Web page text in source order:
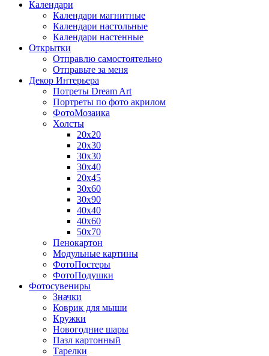
Календари
Календари магнитные
Календари настольные
Календари настенные
Открытки
Отправлю самостоятельно
Отправьте за меня
Декор Интерьера
Потреты Dream Art
Портреты по фото акрилом
ФотоМозаика
Холсты
20х20
20х30
30х30
30х40
20х45
30х60
30х90
40х40
40х60
50х70
Пенокартон
Модульные картины
ФотоПостеры
ФотоПодушки
Фотоcувениры
Значки
Коврик для мыши
Кружки
Новогодние шары
Пазл картонный
Тарелки